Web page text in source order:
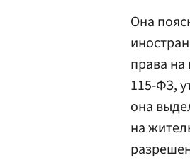
Она
права
115-ФЗ,
она
на